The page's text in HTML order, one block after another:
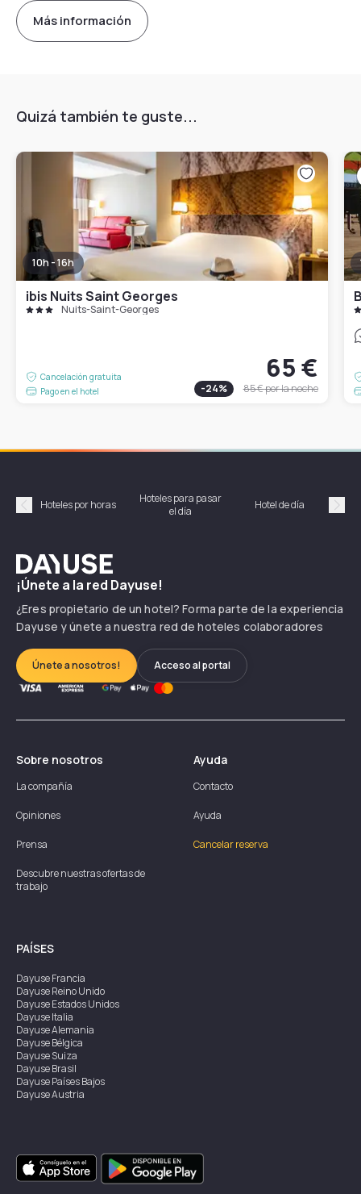
Más información
Quizá también te guste...
10h - 16h
ibis Nuits Saint Georges
Nuits-Saint-Georges
Cancelación gratuita
Pago en el hotel
65 €
-24% 85 €por la noche
Précédent
Hoteles por horas
Hoteles para pasar
el día
Hotel de día
Dayuse
¡Únete a la red Dayuse!
¿Eres propietario de un hotel? Forma parte de la experiencia
Dayuse y únete a nuestra red de hoteles colaboradores
Únete a nosotros! Acceso al portal
Sobre nosotros
La compañía
Opiniones
Prensa
Descubre nuestras ofertas de
trabajo
Ayuda
Contacto
Ayuda
Cancelar reserva
PAÍSES
DayuseFrancia
DayuseReino Unido
DayuseEstados Unidos
DayuseItalia
DayuseAlemania
DayuseBélgica
DayuseSuiza
DayuseBrasil
DayusePaíses Bajos
DayuseAustria
DayuseSingapur
DayuseSuecia
DayuseTailandia